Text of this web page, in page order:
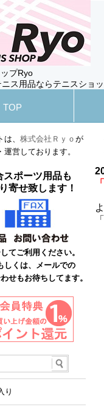
プRyo
ニス用品ならテニスショ
TOP
「
、 株式会社Ｒｙｏ が
運営しております。
スポーツ用品も
寄せ致します！
てご利用ください。
しくは、メールでの
せもお待ちしてます。
り